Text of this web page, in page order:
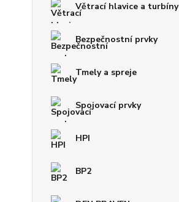
Větrací hlavice a turbíny
Bezpečnostní prvky
Tmely a spreje
Spojovací prvky
HPI
BP2